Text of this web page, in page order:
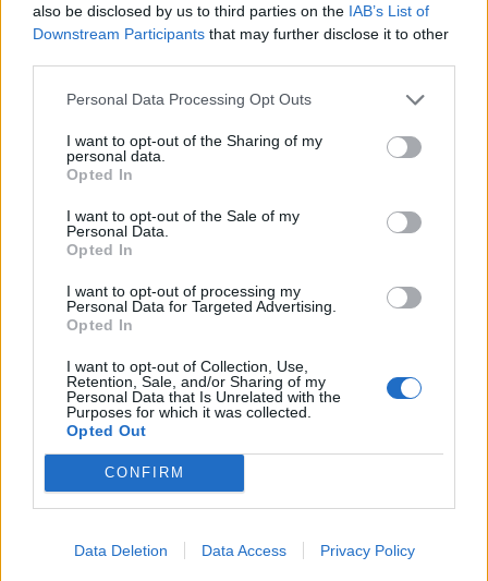
also be disclosed by us to third parties on the IAB’s List of
Downstream Participants that may further disclose it to other
Personal Data Processing Opt Outs
I want to opt-out of the Sharing of my
personal data.
Opted In
I want to opt-out of the Sale of my
Personal Data.
Opted In
I want to opt-out of processing my
Personal Data for Targeted Advertising.
Opted In
I want to opt-out of Collection, Use,
Retention, Sale, and/or Sharing of my
Personal Data that Is Unrelated with the
Purposes for which it was collected.
Opted Out
CONFIRM
Data Deletion Data Access Privacy Policy
User4356456324:LenebbiediAvalon lieta serata
21 Giugno 2025 alle ore 18:42
·Ti stimo ·Rispondi
User4356456324: Chetiendetroyes Buon fine
settimana
·Ti stimo ·Rispondi
21 Giugno 2025 alle ore 18:42
User4356456324:Gatto1948 Buon fine settimana
21 Giugno 2025 alle ore 18:43
·Ti stimo·Rispondi
21 Giugno 2025 alle ore 18:57